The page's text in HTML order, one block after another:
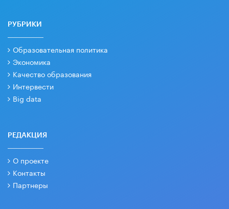
РУБРИКИ
Образовательная политика
Экономика
Качество образования
Интервести
Big data
РЕДАКЦИЯ
О проекте
Контакты
Партнеры